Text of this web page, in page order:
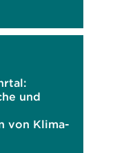
und
von Klima-